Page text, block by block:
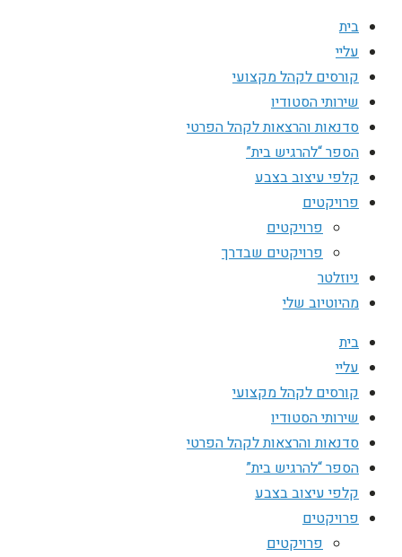
בית
עליי
קורסים לקהל מקצועי
שירותי הסטודיו
סדנאות והרצאות לקהל הפרטי
הספר “להרגיש בית”
קלפי עיצוב בצבע
פרויקטים
פרויקטים
פרויקטים שבדרך
ניוזלטר
מהיוטיוב שלי
בית
עליי
קורסים לקהל מקצועי
שירותי הסטודיו
סדנאות והרצאות לקהל הפרטי
הספר “להרגיש בית”
קלפי עיצוב בצבע
פרויקטים
פרויקטים